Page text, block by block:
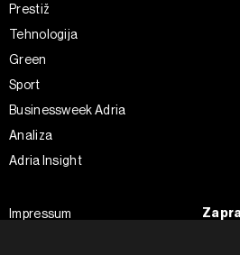
Prestiž
Tehnologija
Green
Sport
Businessweek Adria
Analiza
Adria Insight
Impressum